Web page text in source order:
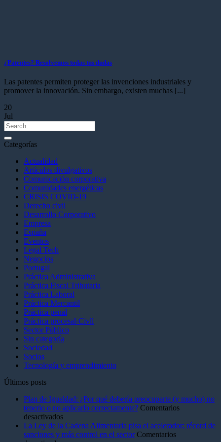
¿Patentes? Resolvemos todas tus dudas
Las patentes permiten proteger las invenciones industriales y
promover la innovación. Sin embargo, existen muchas [...]
20
Jul
Categorías
Actualidad
Artículos divulgativos
Comunicación corporativa
Comunidades energéticas
CRISIS COVID-19
Derecho civil
Desarrollo Corporativo
Empresa
España
Eventos
Legal Tech
Negocios
Portugal
Práctica Administrativa
Práctica Fiscal Tributaria
Práctica Laboral
Práctica Mercantil
Práctica penal
Práctica procesal-Civll
Sector Público
Sin categoría
Sociedad
Socios
Tecnología y emprendimiento
Últimos posts
Plan de Igualdad: ¿Por qué debería preocuparte (y mucho) no
tenerlo o no aplicarlo correctamente? Comentarios
desactivadosen
Plan
de
La Ley de la Cadena Alimentaria pisa el acelerador: récord de
sanciones y más control en el sector Comentarios